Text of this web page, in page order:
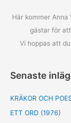
Här kommer Anna
gästar för
Vi hoppas att
Senaste
KRÄKOR OCH
ETT ORD (1976)